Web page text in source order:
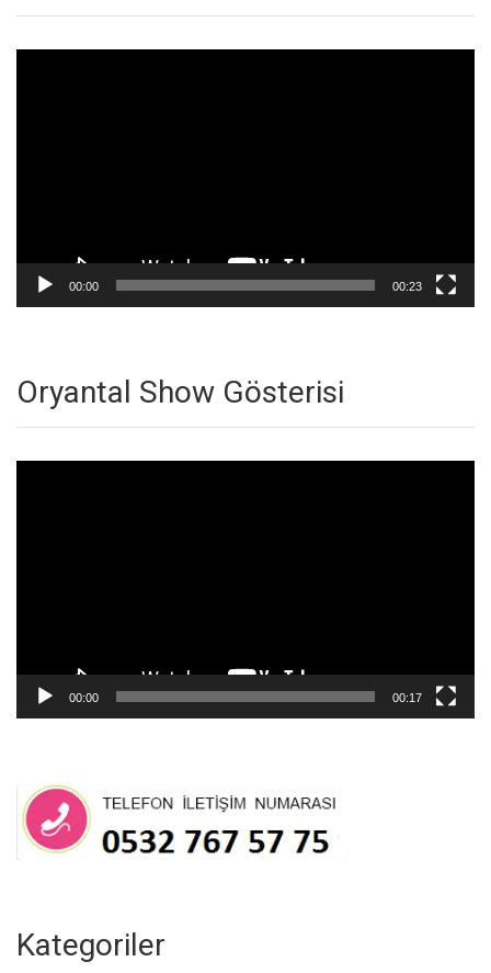
00:00 00:23
Oryantal Show Gösterisi
00:00 00:17
Kategoriler